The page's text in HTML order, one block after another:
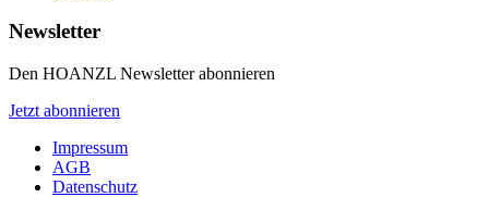
Newsletter
Den HOANZL Newsletter abonnieren
Jetzt abonnieren
Impressum
AGB
Datenschutz